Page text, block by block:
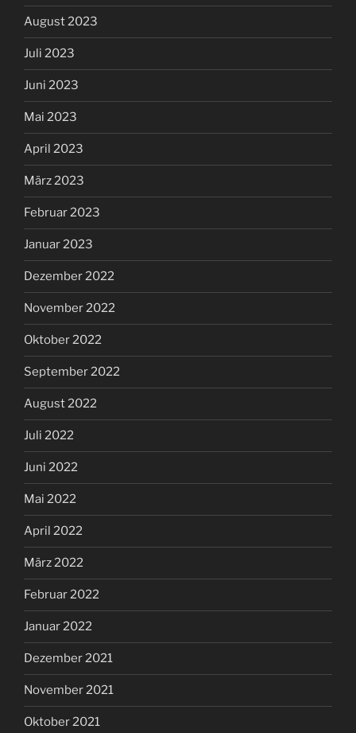
August 2023
Juli 2023
Juni 2023
Mai 2023
April 2023
März 2023
Februar 2023
Januar 2023
Dezember 2022
November 2022
Oktober 2022
September 2022
August 2022
Juli 2022
Juni 2022
Mai 2022
April 2022
März 2022
Februar 2022
Januar 2022
Dezember 2021
November 2021
Oktober 2021